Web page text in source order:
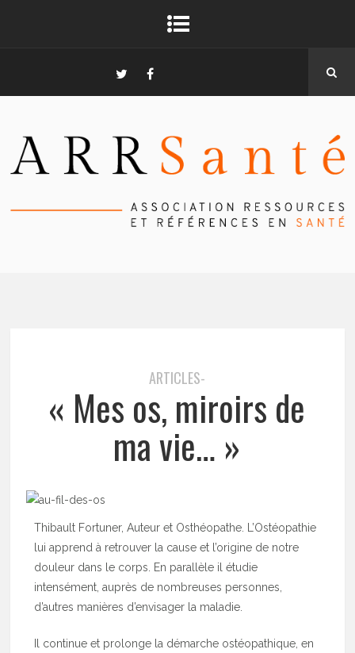
ARTICLES-
« Mes os, miroirs de
ma vie… »
Thibault Fortuner, Auteur et Osthéopathe. L’Ostéopathie
lui apprend à retrouver la cause et l’origine de notre
douleur dans le corps. En parallèle il étudie
intensément, auprès de nombreuses personnes,
d’autres manières d’envisager la maladie.
Il continue et prolonge la démarche ostéopathique, en